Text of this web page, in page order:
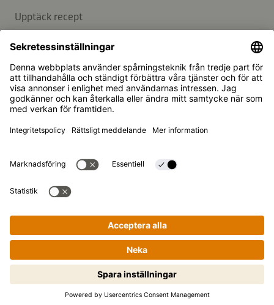
Upptäck recept
Blogg
SUPPORT
Kontakt
FAQ
Kikkoman är ett registrerat varumärke som tillhör Kikkoman
© Kikkoman Trading Europe GmbH 2023 – 2026
Registrerad vid Amtsgericht Düsseldorf:
Handelsregisternummer: HRB 35856
Sekretessinställningar
Rättsligt meddelande
Dataintegritet